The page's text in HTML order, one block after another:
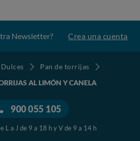
Newsletter? Crea una cuenta
Pan de torrijas
AL LIMÓN Y CANELA
900 055 105
L a J de 9 a 18 h y V de 9 a 14 h